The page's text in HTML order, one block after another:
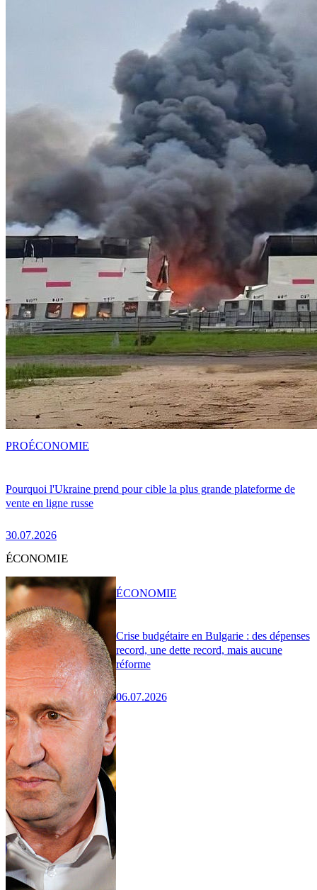
Pourquoi l'Ukraine prend pour cible la plus grande plateforme de
vente en ligne russe
30.07.2026
PROÉCONOMIE
ÉCONOMIE
Crise budgétaire en Bulgarie : des dépenses
record, une dette record, mais aucune
réforme
06.07.2026
ÉCONOMIE